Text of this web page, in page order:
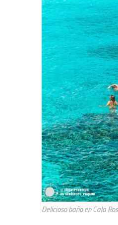
Delicioso baño en Cala